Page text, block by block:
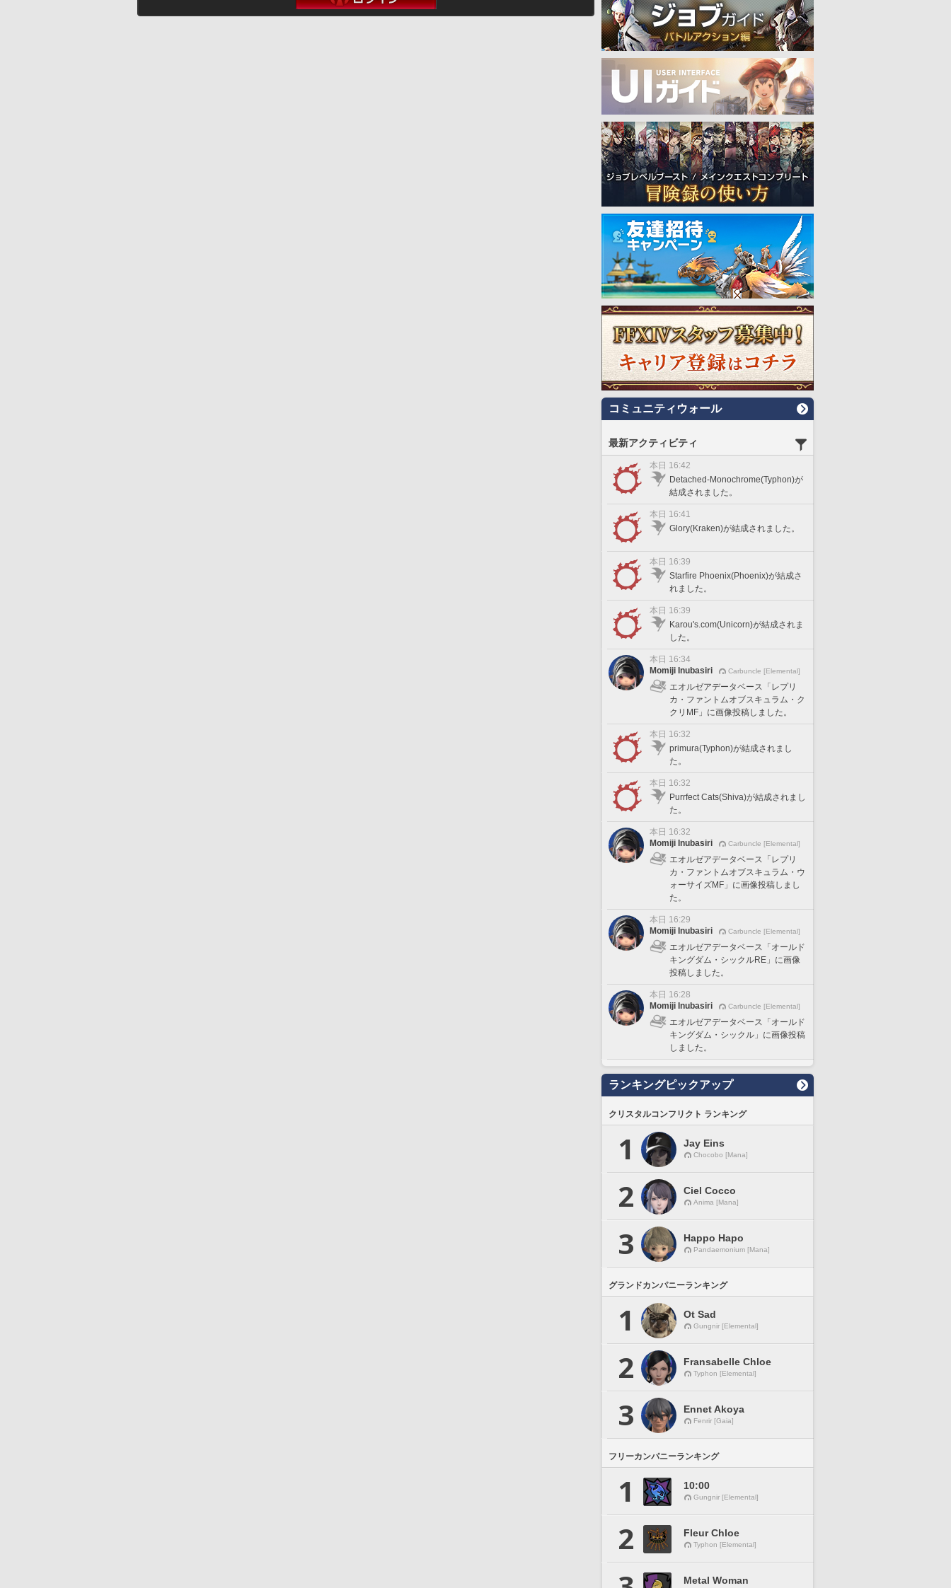
コミュニティウォール
最新アクティビティ
本日 16:42
Detached-Monochrome(Typhon)が
結成されました。
本日 16:41
Glory(Kraken)が結成されました。
本日 16:39
Starfire Phoenix(Phoenix)が結成さ
れました。
本日 16:39
Karou's.com(Unicorn)が結成されま
した。
本日 16:34
Momiji Inubasiri
Carbuncle [Elemental]
エオルゼアデータベース「レプリ
カ・ファントムオブスキュラム・ク
クリMF」に画像投稿しました。
本日 16:32
primura(Typhon)が結成されまし
た。
本日 16:32
Purrfect Cats(Shiva)が結成されまし
た。
本日 16:32
Momiji Inubasiri
Carbuncle [Elemental]
エオルゼアデータベース「レプリ
カ・ファントムオブスキュラム・ウ
ォーサイズMF」に画像投稿しまし
た。
本日 16:29
Momiji Inubasiri
Carbuncle [Elemental]
エオルゼアデータベース「オールド
キングダム・シックルRE」に画像
投稿しました。
本日 16:28
Momiji Inubasiri
Carbuncle [Elemental]
エオルゼアデータベース「オールド
キングダム・シックル」に画像投稿
しました。
ランキングピックアップ
クリスタルコンフリクト ランキング
1 Jay Eins
Chocobo [Mana]
2 Ciel Cocco
Anima [Mana]
3 Happo Hapo
Pandaemonium [Mana]
グランドカンパニーランキング
1 Ot Sad
Gungnir [Elemental]
2 Fransabelle Chloe
Typhon [Elemental]
3 Ennet Akoya
Fenrir [Gaia]
フリーカンパニーランキング
1 10:00
Gungnir [Elemental]
2 Fleur Chloe
Typhon [Elemental]
Metal Woman